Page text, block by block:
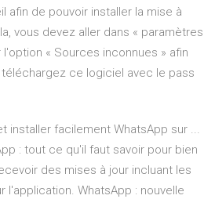
afin de pouvoir installer la mise à
vous devez aller dans « paramètres
« Sources inconnues » afin
téléchargez ce logiciel avec le pass
installer facilement WhatsApp sur ...
: tout ce qu'il faut savoir pour bien
des mises à jour incluant les
l'application. WhatsApp : nouvelle